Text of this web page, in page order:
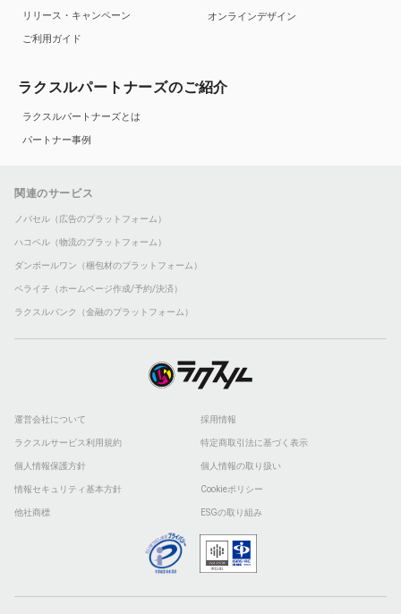
リリース・キャンペーン
ご利用ガイド
オンラインデザイン
ラクスルパートナーズのご紹介
ラクスルパートナーズとは
パートナー事例
関連のサービス
ノバセル（広告のプラットフォーム）
ハコベル（物流のプラットフォーム）
ダンボールワン（梱包材のプラットフォーム）
ペライチ（ホームページ作成/予約/決済）
ラクスルバンク（金融のプラットフォーム）
運営会社について 採用情報
ラクスルサービス利用規約 特定商取引法に基づく表示
個人情報保護方針 個人情報の取り扱い
情報セキュリティ基本方針 Cookieポリシー
他社商標 ESGの取り組み